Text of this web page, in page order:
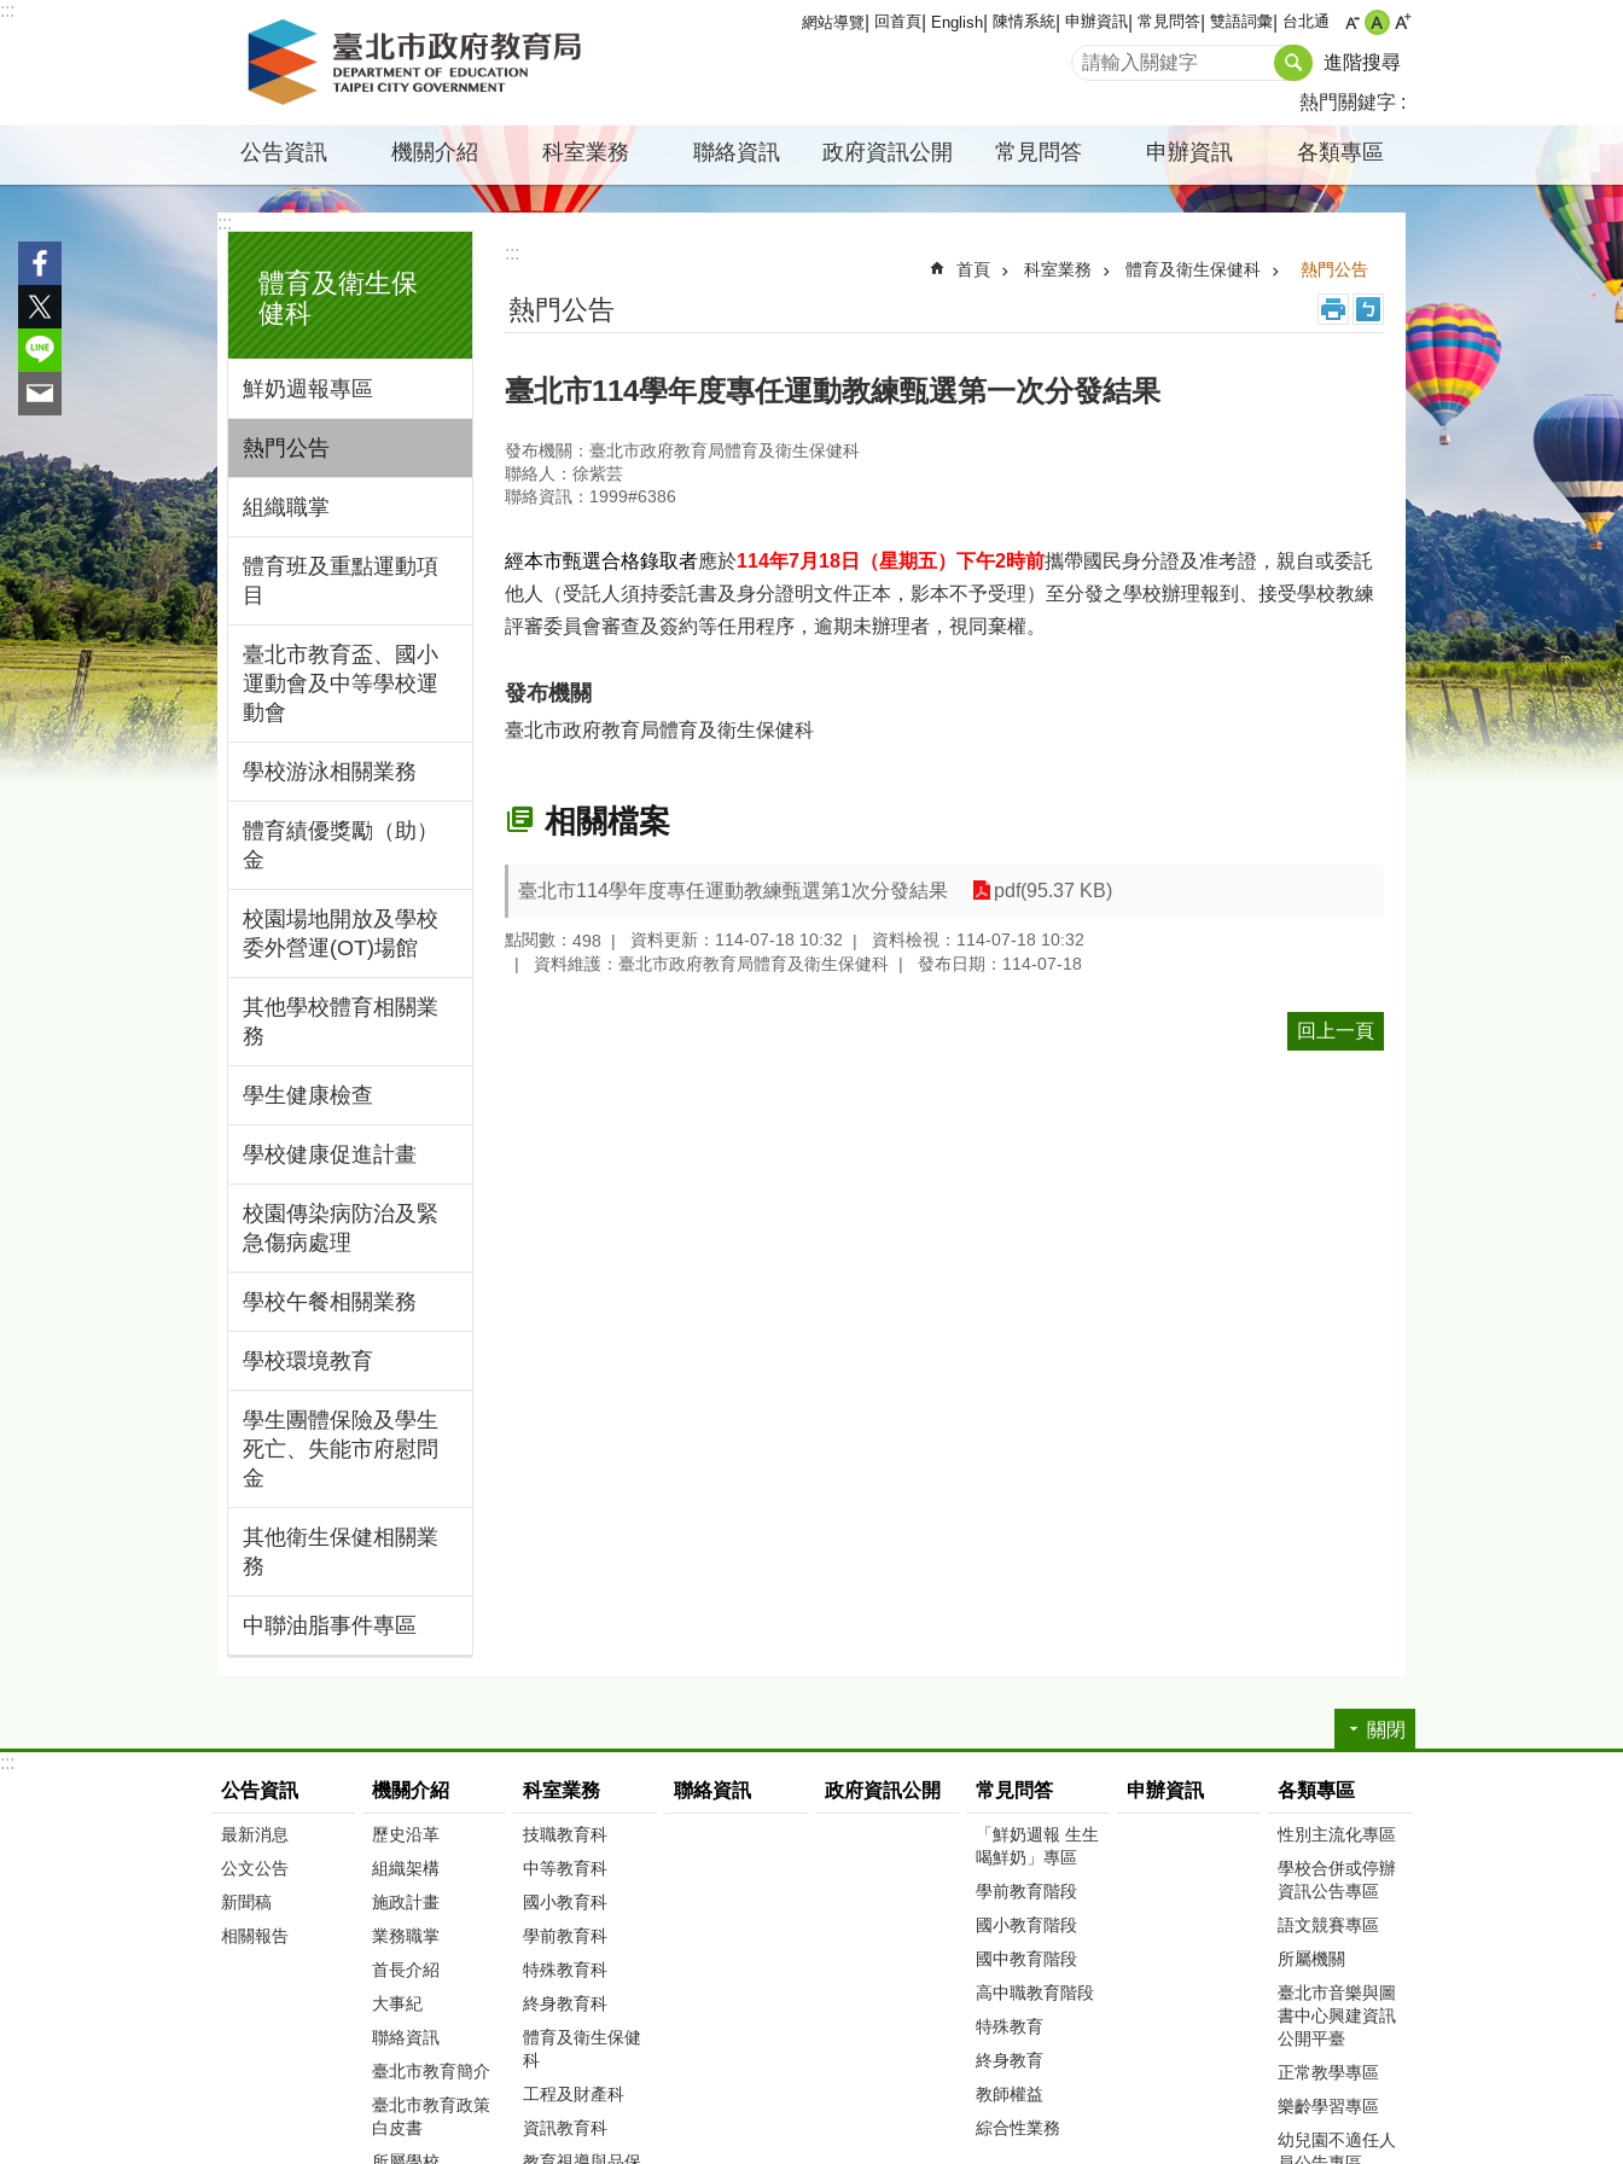
跳到主要內容區塊
:::
網站導覽 回首頁 English 陳情系統 申辦資訊 常見問答 雙語詞彙 台北通
進階搜尋
熱門關鍵字
公告資訊 機關介紹 科室業務 聯絡資訊 政府資訊公開 常見問答 申辦資訊 各類專區
:::
體育及衛生保
健科
鮮奶週報專區
熱門公告
組織職掌
體育班及重點運動項
目
臺北市教育盃、國小
運動會及中等學校運
動會
學校游泳相關業務
體育績優獎勵（助）
金
校園場地開放及學校
委外營運(OT)場館
其他學校體育相關業
務
學生健康檢查
學校健康促進計畫
校園傳染病防治及緊
急傷病處理
學校午餐相關業務
學校環境教育
學生團體保險及學生
死亡、失能市府慰問
金
其他衛生保健相關業
務
中聯油脂事件專區
:::
首頁 科室業務 體育及衛生保健科 熱門公告
熱門公告
臺北市114學年度專任運動教練甄選第一次分發結果
發布機關：臺北市政府教育局體育及衛生保健科
聯絡人：徐紫芸
聯絡資訊：1999#6386
經本市甄選合格錄取者應於114年7月18日（星期五）下午2時前攜帶國民身分證及准考證，親自或委託
他人（受託人須持委託書及身分證明文件正本，影本不予受理）至分發之學校辦理報到、接受學校教練
評審委員會審查及簽約等任用程序，逾期未辦理者，視同棄權。
發布機關
臺北市政府教育局體育及衛生保健科
相關檔案
臺北市114學年度專任運動教練甄選第1次分發結果 pdf(95.37 KB)
點閱數： 498 資料更新：114-07-18 10:32
資料檢視：114-07-18 10:32
資料維護：臺北市政府教育局體育及衛生保健科
發布日期：114-07-18
回上一頁
關閉
:::
公告資訊
最新消息
公文公告
新聞稿
相關報告
機關介紹
歷史沿革
組織架構
施政計畫
業務職掌
首長介紹
大事紀
聯絡資訊
臺北市教育簡介
臺北市教育政策
白皮書
科室業務
技職教育科
中等教育科
國小教育科
學前教育科
特殊教育科
終身教育科
體育及衛生保健
科
工程及財產科
資訊教育科
聯絡資訊 政府資訊公開 常見問答
「鮮奶週報 生生
喝鮮奶」專區
學前教育階段
國小教育階段
國中教育階段
高中職教育階段
特殊教育
終身教育
教師權益
綜合性業務
申辦資訊 各類專區
性別主流化專區
學校合併或停辦
資訊公告專區
語文競賽專區
所屬機關
臺北市音樂與圖
書中心興建資訊
公開平臺
正常教學專區
樂齡學習專區
幼兒園不適任人